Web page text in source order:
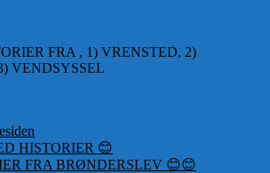
FRA , 1) VRENSTED, 2)
VENDSYSSEL
HISTORIER 😊
FRA BRØNDERSLEV 😊😊